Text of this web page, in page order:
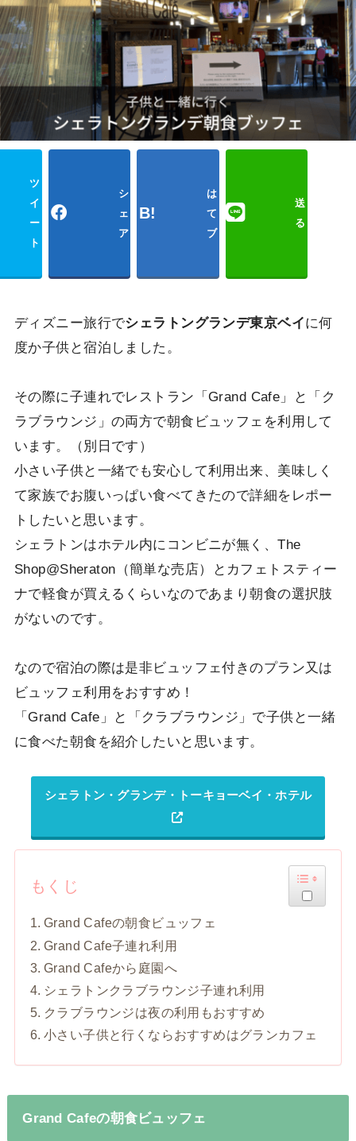
ツ
イ
ー
ト
シ
ェ
ア
は
て
ブ
送
る
ディズニー旅行でシェラトングランデ東京ベイに何
度か子供と宿泊しました。
その際に子連れでレストラン「Grand Cafe」と「ク
ラブラウンジ」の両方で朝食ビュッフェを利用して
います。（別日です）
小さい子供と一緒でも安心して利用出来、美味しく
て家族でお腹いっぱい食べてきたので詳細をレポー
トしたいと思います。
シェラトンはホテル内にコンビニが無く、The
Shop@Sheraton（簡単な売店）とカフェトスティー
ナで軽食が買えるくらいなのであまり朝食の選択肢
がないのです。
なので宿泊の際は是非ビュッフェ付きのプラン又は
ビュッフェ利用をおすすめ！
「Grand Cafe」と「クラブラウンジ」で子供と一緒
に食べた朝食を紹介したいと思います。
シェラトン・グランデ・トーキョーベイ・ホテル
もくじ
Grand Cafeの朝食ビュッフェ
Grand Cafe子連れ利用
Grand Cafeから庭園へ
シェラトンクラブラウンジ子連れ利用
クラブラウンジは夜の利用もおすすめ
小さい子供と行くならおすすめはグランカフェ
Grand Cafeの朝食ビュッフェ